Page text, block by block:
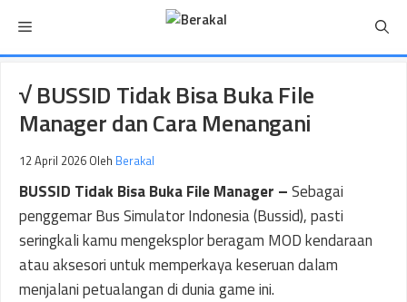
isi
Menu
√ BUSSID Tidak Bisa Buka File
Manager dan Cara Menangani
12 April 2026 Oleh Berakal
BUSSID Tidak Bisa Buka File Manager –Sebagai
penggemar Bus Simulator Indonesia (Bussid), pasti
seringkali kamu mengeksplor beragam MOD kendaraan
atau aksesori untuk memperkaya keseruan dalam
menjalani petualangan di dunia game ini.